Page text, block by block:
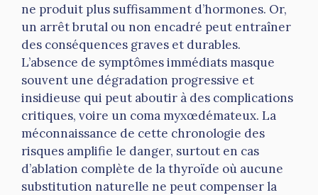
ne produit plus suffisamment d’hormones. Or,
un arrêt brutal ou non encadré peut entraîner
des conséquences graves et durables.
L’absence de symptômes immédiats masque
souvent une dégradation progressive et
insidieuse qui peut aboutir à des complications
critiques, voire un coma myxœdémateux. La
méconnaissance de cette chronologie des
risques amplifie le danger, surtout en cas
d’ablation complète de la thyroïde où aucune
substitution naturelle ne peut compenser la